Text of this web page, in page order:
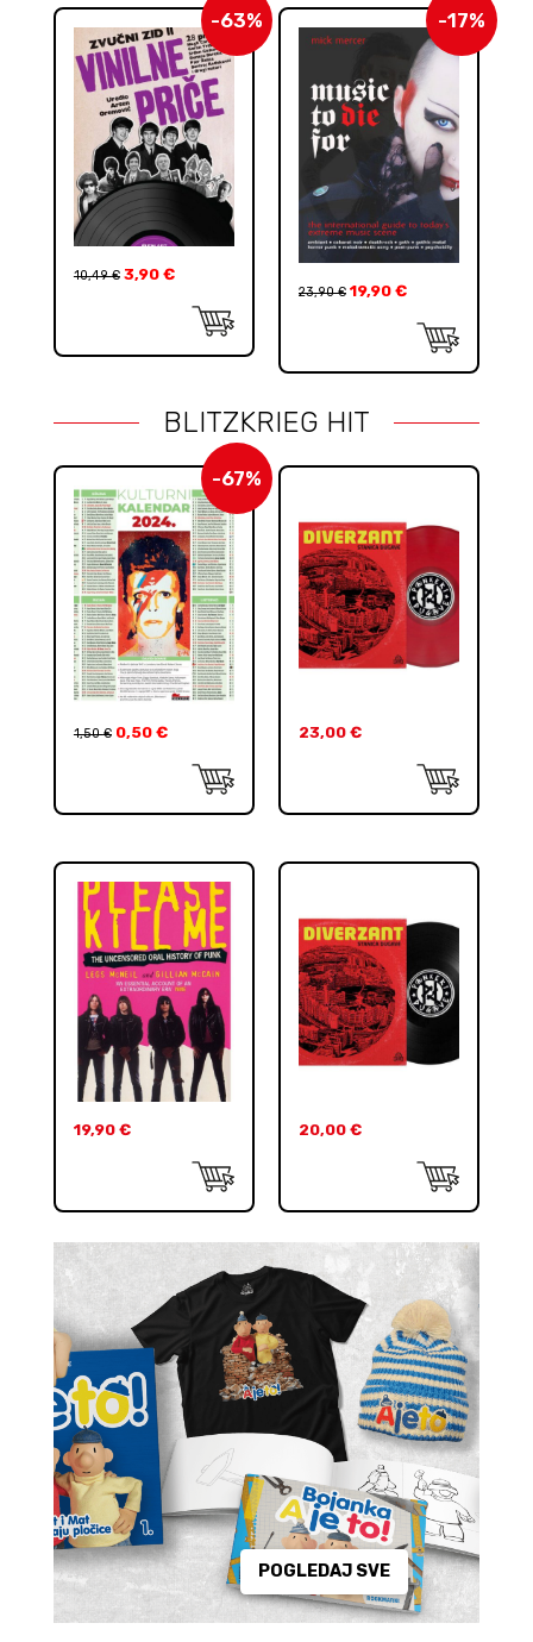
-63%
10,49€ 3,90 €
-17%
23,90€ 19,90 €
BLITZKRIEG HIT
-67%
1,50€ 0,50 € 23,00 €
19,90 € 20,00 €
POGLEDAJ SVE